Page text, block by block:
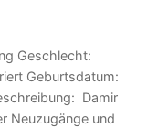
Geschlecht:
Geburtsdatum:
Damir
Neuzugänge und